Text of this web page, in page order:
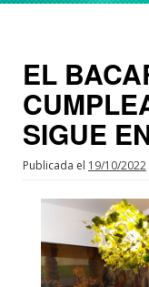
EL
SIGUE
Publicada el 19/10/2022